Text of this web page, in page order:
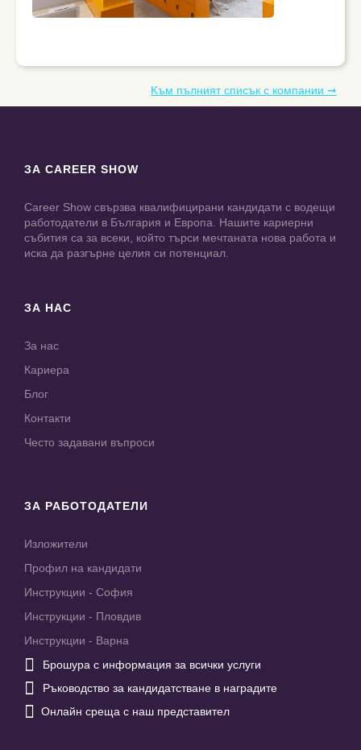
Kъм пълният списък с компании ➞
ЗА CAREER SHOW
Career Show свързва квалифицирани кандидати с водещи
работодатели в България и Европа. Нашите кариерни
събития са за всеки, който търси мечтаната нова работа и
иска да разгърне целия си потенциал.
ЗА НАС
За нас
Кариера
Блог
Контакти
Често задавани въпроси
ЗА РАБОТОДАТЕЛИ
Изложители
Профил на кандидати
Инструкции - София
Инструкции - Пловдив
Инструкции - Варна
 Брошура с информация за всички услуги
 Ръководство за кандидатстване в наградите
 Онлайн среща с наш представител